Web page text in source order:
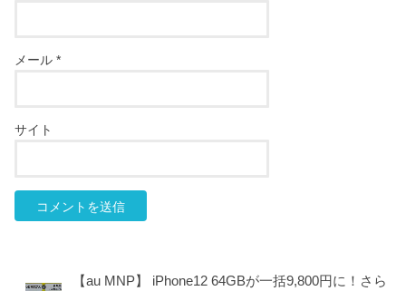
メール*
サイト
【au MNP】 iPhone12 64GBが一括9,800円に！さら